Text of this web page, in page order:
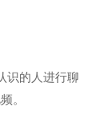
识的人进行聊
。